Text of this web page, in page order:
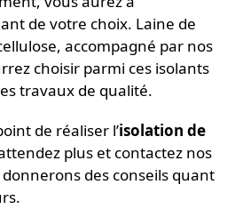
de votre choix. Laine de
accompagné par nos
choisir parmi ces isolants
travaux de qualité.
de réaliser l’isolation de
plus et contactez nos
des conseils quant